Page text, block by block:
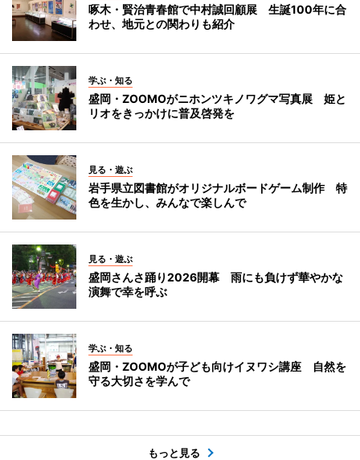
啄木・賢治青春館で中村誠回顧展 生誕100年に合
わせ、地元との関わりも紹介
学ぶ・知る
盛岡・ZOOMOがニホンツキノワグマ写真展 姫と
リオをきっかけに普及啓発を
見る・遊ぶ
岩手県立図書館がオリジナルボードゲーム制作 特
色を生かし、みんなで楽しんで
見る・遊ぶ
盛岡さんさ踊り2026開幕 雨にも負けず華やかな
演舞で幸を呼ぶ
学ぶ・知る
盛岡・ZOOMOが子ども向けイヌワシ講座 自然を
守る大切さを学んで
もっと見る